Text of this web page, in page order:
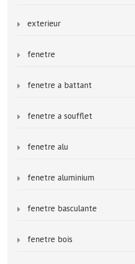
exterieur
fenetre
fenetre a battant
fenetre a soufflet
fenetre alu
fenetre aluminium
fenetre basculante
fenetre bois